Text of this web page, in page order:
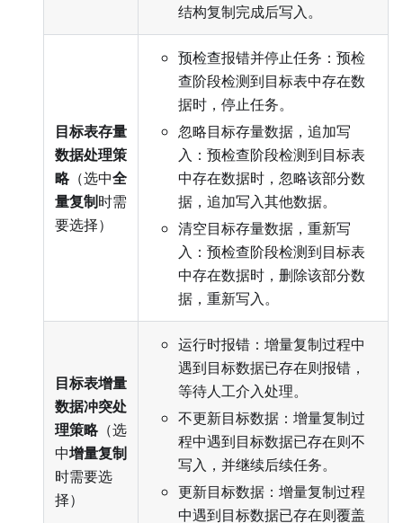
结构复制完成后写入。
目标表存量
数据处理策
略（选中全
量复制时需
要选择）
预检查报错并停止任务：预检
查阶段检测到目标表中存在数
据时，停止任务。
忽略目标存量数据，追加写
入：预检查阶段检测到目标表
中存在数据时，忽略该部分数
据，追加写入其他数据。
清空目标存量数据，重新写
入：预检查阶段检测到目标表
中存在数据时，删除该部分数
据，重新写入。
目标表增量
数据冲突处
理策略（选
中增量复制
时需要选
择）
运行时报错：增量复制过程中
遇到目标数据已存在则报错，
等待人工介入处理。
不更新目标数据：增量复制过
程中遇到目标数据已存在则不
写入，并继续后续任务。
更新目标数据：增量复制过程
中遇到目标数据已存在则覆盖